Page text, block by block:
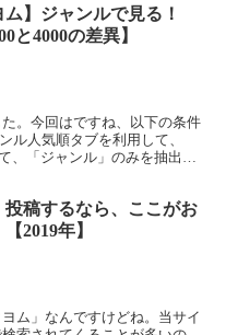
ム】ジャンルで見る！
と4000の差異】
。今回はですね、以下の条件
ル人気順タブを利用して、
、「ジャンル」のみを抽出し
投稿するなら、ここがお
2019年】
ム」なんですけどね。当サイ